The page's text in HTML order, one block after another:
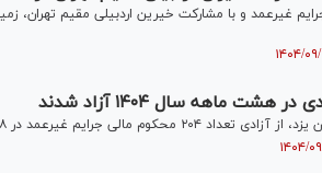
در ۸ ماهه ابتدایی سال جاری خبر داد.